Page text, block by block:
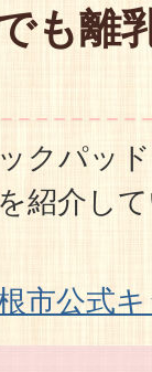
も離
クパッ
紹介し
市公式